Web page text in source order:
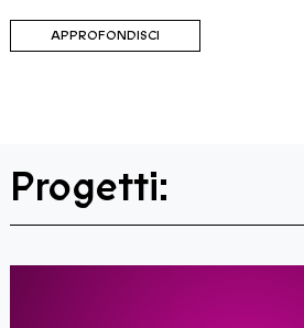
APPROFONDISCI
Progetti: